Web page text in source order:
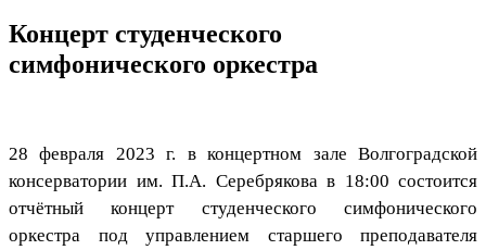
Концерт студенческого
симфонического оркестра
28 февраля 2023 г. в концертном зале Волгоградской
консерватории им. П.А. Серебрякова в 18:00 состоится
отчётный концерт студенческого симфонического
оркестра под управлением старшего преподавателя